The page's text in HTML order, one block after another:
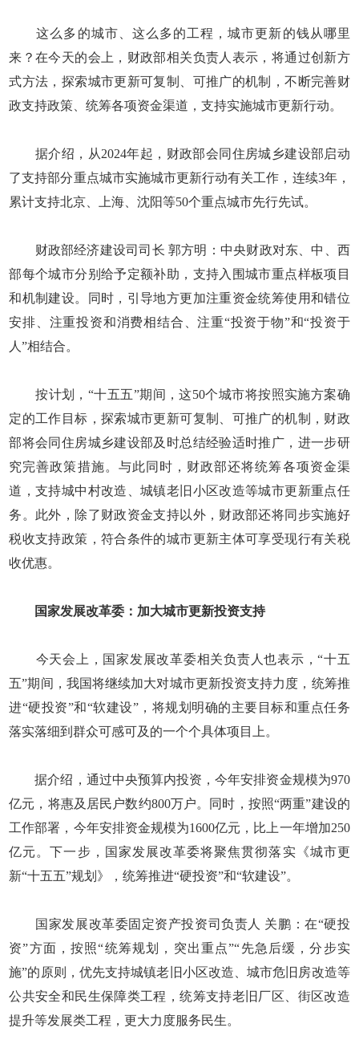
这么多的城市、这么多的工程，城市更新的钱从哪里
来？在今天的会上，财政部相关负责人表示，将通过创新方
式方法，探索城市更新可复制、可推广的机制，不断完善财
政支持政策、统筹各项资金渠道，支持实施城市更新行动。
据介绍，从2024年起，财政部会同住房城乡建设部启动
了支持部分重点城市实施城市更新行动有关工作，连续3年，
累计支持北京、上海、沈阳等50个重点城市先行先试。
财政部经济建设司司长 郭方明：中央财政对东、中、西
部每个城市分别给予定额补助，支持入围城市重点样板项目
和机制建设。同时，引导地方更加注重资金统筹使用和错位
安排、注重投资和消费相结合、注重“投资于物”和“投资于
人”相结合。
按计划，“十五五”期间，这50个城市将按照实施方案确
定的工作目标，探索城市更新可复制、可推广的机制，财政
部将会同住房城乡建设部及时总结经验适时推广，进一步研
究完善政策措施。与此同时，财政部还将统筹各项资金渠
道，支持城中村改造、城镇老旧小区改造等城市更新重点任
务。此外，除了财政资金支持以外，财政部还将同步实施好
税收支持政策，符合条件的城市更新主体可享受现行有关税
收优惠。
国家发展改革委：加大城市更新投资支持
今天会上，国家发展改革委相关负责人也表示，“十五
五”期间，我国将继续加大对城市更新投资支持力度，统筹推
进“硬投资”和“软建设”，将规划明确的主要目标和重点任务
落实落细到群众可感可及的一个个具体项目上。
据介绍，通过中央预算内投资，今年安排资金规模为970
亿元，将惠及居民户数约800万户。同时，按照“两重”建设的
工作部署，今年安排资金规模为1600亿元，比上一年增加250
亿元。下一步，国家发展改革委将聚焦贯彻落实《城市更
新“十五五”规划》，统筹推进“硬投资”和“软建设”。
国家发展改革委固定资产投资司负责人 关鹏：在“硬投
资”方面，按照“统筹规划，突出重点”“先急后缓，分步实
施”的原则，优先支持城镇老旧小区改造、城市危旧房改造等
公共安全和民生保障类工程，统筹支持老旧厂区、街区改造
提升等发展类工程，更大力度服务民生。